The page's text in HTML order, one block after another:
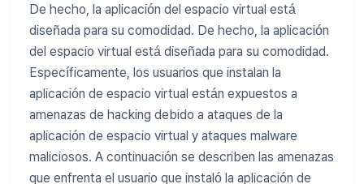
De hecho, la aplicación del espacio virtual está
diseñada para su comodidad. De hecho, la aplicación
del espacio virtual está diseñada para su comodidad.
Específicamente, los usuarios que instalan la
aplicación de espacio virtual están expuestos a
amenazas de hacking debido a ataques de la
aplicación de espacio virtual y ataques malware
maliciosos. A continuación se describen las amenazas
que enfrenta el usuario que instaló la aplicación de